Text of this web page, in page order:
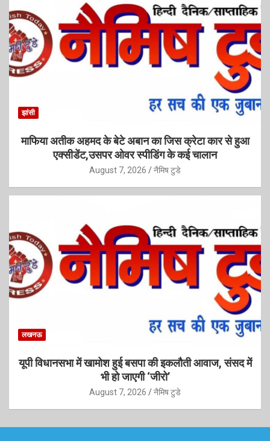
झांसी
माफिया अतीक अहमद के बेटे अबान का जिस क्रेटा कार से हुआ
एक्सीडेंट,उसपर ओवर स्पीडिंग के कई चालान
August 7, 2026 नैमिष टुडे
लखनऊ
यूपी विधानसभा में खामोश हुई बसपा की इकलौती आवाज, संसद में
भी हो जाएगी ‘जीरो’
August 7, 2026 नैमिष टुडे